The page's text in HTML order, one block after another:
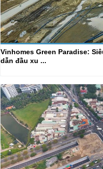
Vinhomes Green Paradise:
dẫn đầu xu ...